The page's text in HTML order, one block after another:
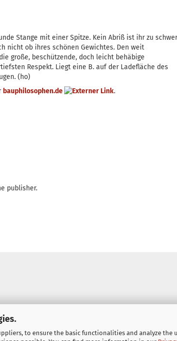
to ensure the basic functionalities and analyze the
Stange mit einer Spitze. Kein Abriß ist ihr zu
nicht ob ihres schönen Gewichtes. Den weit
große, beschützende, doch leicht behäbige
Respekt. Liegt eine B. auf der Ladefläche des
(ho)
bauphilosophen.de
.
publisher.